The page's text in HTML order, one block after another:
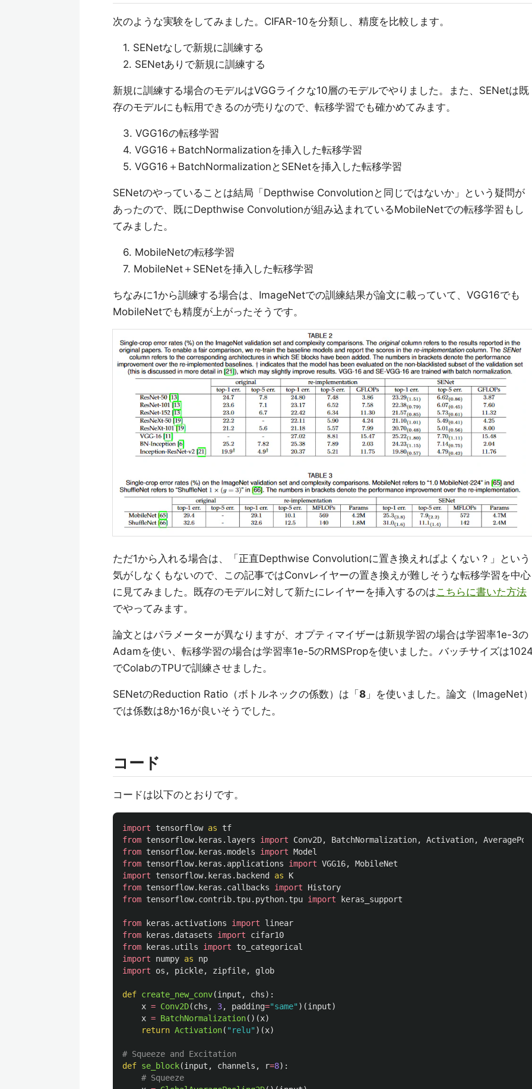
次のような実験をしてみました。CIFAR-10を分類し、精度を比較します。
1. SENetなしで新規に訓練する
2. SENetありで新規に訓練する
新規に訓練する場合のモデルはVGGライクな10層のモデルでやりました。また、SENetは既
存のモデルにも転用できるのが売りなので、転移学習でも確かめてみます。
3. VGG16の転移学習
4. VGG16＋BatchNormalizationを挿入した転移学習
5. VGG16＋BatchNormalizationとSENetを挿入した転移学習
SENetのやっていることは結局「Depthwise Convolutionと同じではないか」という疑問が
あったので、既にDepthwise Convolutionが組み込まれているMobileNetでの転移学習もし
てみました。
6. MobileNetの転移学習
7. MobileNet＋SENetを挿入した転移学習
ちなみに1から訓練する場合は、ImageNetでの訓練結果が論文に載っていて、VGG16でも
MobileNetでも精度が上がったそうです。
ただ1から入れる場合は、「正直Depthwise Convolutionに置き換えればよくない？」という
気がしなくもないので、この記事ではConvレイヤーの置き換えが難しそうな転移学習を中心
に見てみました。既存のモデルに対して新たにレイヤーを挿入するのはこちらに書いた方法
でやってみます。
論文とはパラメーターが異なりますが、オプティマイザーは新規学習の場合は学習率1e-3の
Adamを使い、転移学習の場合は学習率1e-5のRMSPropを使いました。バッチサイズは
でColabのTPUで訓練させました。
SENetのReduction Ratio（ボトルネックの係数）は「8 」を使いました。論文（ImageNet
では係数は8か16が良いそうでした。
コード
コードは以下のとおりです。
import tensorflow as
tf
from tensorflow.keras.layers import Conv2D, BatchNormalization, Activation,
from tensorflow.keras.models import Model
from tensorflow.keras.applications import VGG16,
MobileNet
import
tensorflow.keras.backend as
K
from tensorflow.keras.callbacks import
History
from tensorflow.contrib.tpu.python.tpu import keras_support
from keras.activations import
linear
from
keras.datasets import
cifar10
from
keras.utils import
to_categorical
import
numpy as
np
import
os , pickle, zipfile, glob
def create_new_conv(input , chs):
x = Conv2D(chs , 3, padding="same" )(input)
x = BatchNormalization()(x)
return Activation( " relu" )(x)
def se_block(input , channels , r=8):